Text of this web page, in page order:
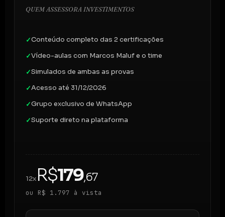
QUEM ASSESSORA INVESTIMENTOS
✓Conteúdo completo das 2 certificações
✓Vídeo-aulas com Marcos Maluf e o time
✓Simulados de ambas as provas
✓Acesso até 31/12/2026
✓Grupo exclusivo de WhatsApp
✓Suporte direto na plataforma
12x R$179,67
ou R$ 1.797 à vista